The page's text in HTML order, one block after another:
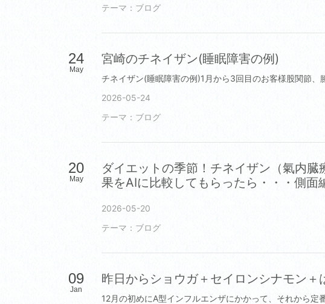
テーマ： ブログ
24
May
宮崎のチネイザン(睡眠障害の例)
2026-05-24
テーマ： ブログ
20
May
ダイエットの季節！チネイザン（氣内
果をAIに比較してもらったら・・・側面
2026-05-20
テーマ： ブログ
09
Jan
昨日からショウガ＋セイロンシナモン＋